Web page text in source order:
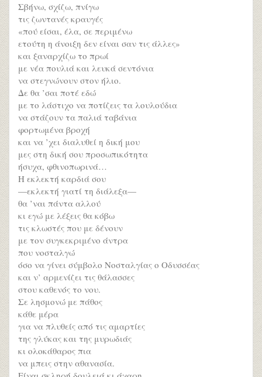
Σβήνω, σχίζω, πνίγω
τις ζωντανές κραυγές
«πού είσαι, έλα, σε περιμένω
ετούτη η άνοιξη δεν είναι σαν τις άλλες»
και ξαναρχίζω το πρωί
με νέα πουλιά και λευκά σεντόνια
να στεγνώνουν στον ήλιο.
Δε θα ’σαι ποτέ εδώ
με το λάστιχο να ποτίζεις τα λουλούδια
να στάζουν τα παλιά ταβάνια
φορτωμένα βροχή
και να ’χει διαλυθεί η δική μου
μες στη δική σου προσωπικότητα
ήσυχα, φθινοπωρινά…
Η εκλεκτή καρδιά σου
—εκλεκτή γιατί τη διάλεξα—
θα ’ναι πάντα αλλού
κι εγώ με λέξεις θα κόβω
τις κλωστές που με δένουν
με τον συγκεκριμένο άντρα
που νοσταλγώ
όσο να γίνει σύμβολο Νοσταλγίας ο Οδυσσέας
και ν’ αρμενίζει τις θάλασσες
στου καθενός το νου.
Σε λησμονώ με πάθος
κάθε μέρα
για να πλυθείς από τις αμαρτίες
της γλύκας και της μυρωδιάς
κι ολοκάθαρος πια
να μπεις στην αθανασία.